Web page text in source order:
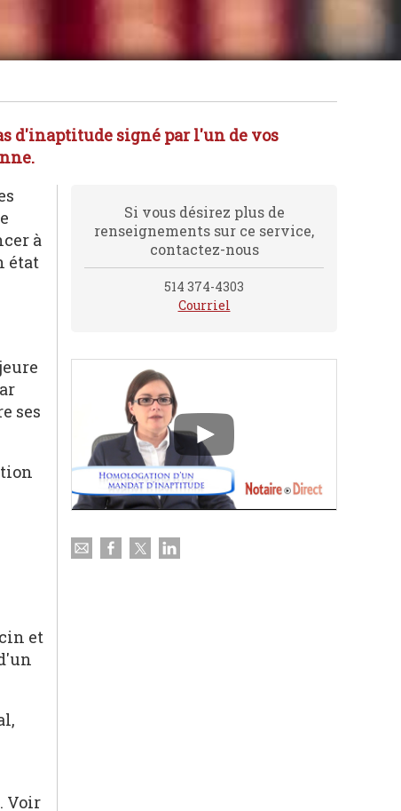
d'inaptitude signé par l'un de vos
à
état
ses
et
Voir
Si vous désirez plus de
renseignements sur ce service,
contactez-nous
514 374-4303
Courriel